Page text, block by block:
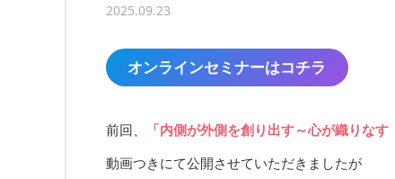
2025.09.23
オンラインセミナーはコチラ
前回、 「内側が外側を創り出す～心が織りなす
動画つきにて公開させていただきましたが